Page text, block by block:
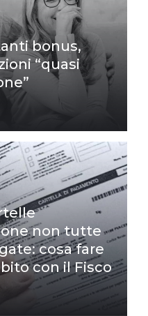
bonus,
“quasi
non tutte
cosa fare
con il Fisco